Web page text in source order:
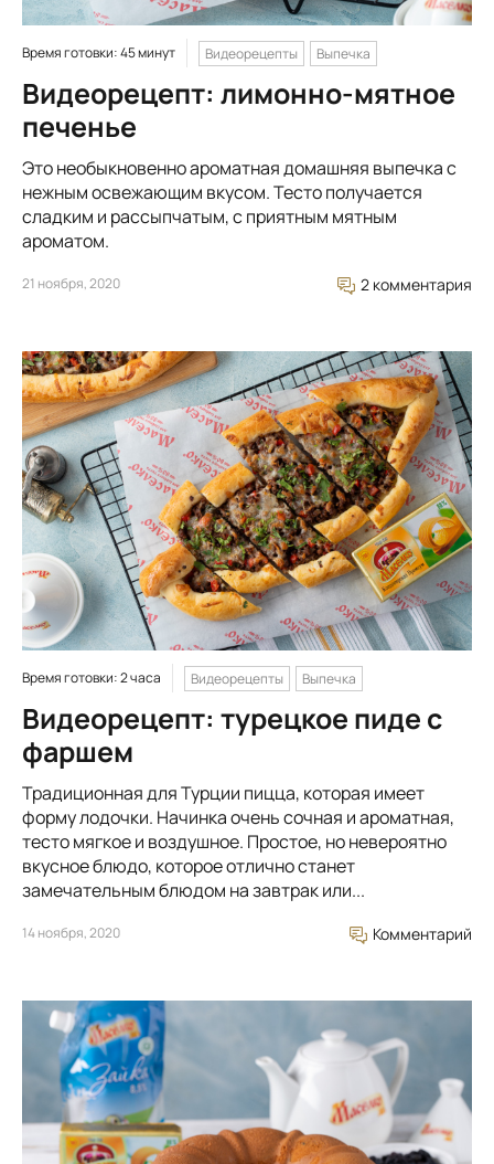
Время готовки: 45 минут Видеорецепты Выпечка
Видеорецепт: лимонно-мятное
печенье
Это необыкновенно ароматная домашняя выпечка с
нежным освежающим вкусом. Тесто получается
сладким и рассыпчатым, с приятным мятным
ароматом.
21 ноября, 2020 2 комментария
Время готовки: 2 часа Видеорецепты Выпечка
Видеорецепт: турецкое пиде с
фаршем
Традиционная для Турции пицца, которая имеет
форму лодочки. Начинка очень сочная и ароматная,
тесто мягкое и воздушное. Простое, но невероятно
вкусное блюдо, которое отлично станет
замечательным блюдом на завтрак или...
14 ноября, 2020 Комментарий